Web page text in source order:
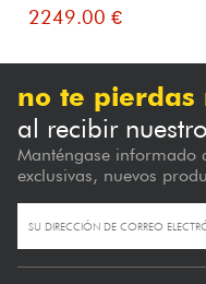
2249.00 €
no te pierdas
al recibir
Manténgase informado
exclusivas, nuevos